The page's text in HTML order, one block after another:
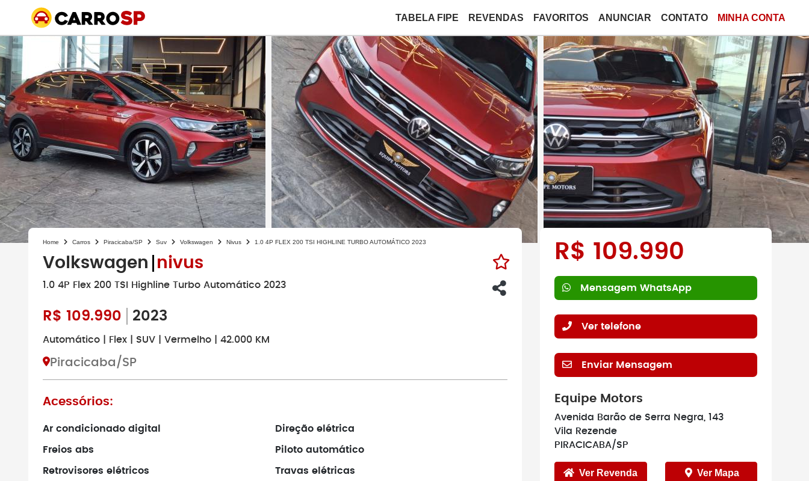
TABELA FIPE REVENDAS FAVORITOS ANUNCIAR CONTATO MINHA CONTA
Home Carros Piracicaba/SP Suv Volkswagen Nivus 1.0 4P FLEX 200 TSI HIGHLINE TURBO AUTOMÁTICO 2023
Volkswagen nivus
1.0 4P Flex 200 TSI Highline Turbo Automático 2023
R$ 109.990 2023
Automático | Flex | SUV | Vermelho | 42.000 KM
Piracicaba/SP
Acessórios:
Ar condicionado digital Direção elétrica
Freios abs Piloto automático
Retrovisores elétricos Travas elétricas
R$ 109.990
Mensagem WhatsApp
Ver telefone
Enviar Mensagem
Equipe Motors
Avenida Barão de Serra Negra, 143
Vila Rezende
PIRACICABA/SP
Ver Revenda Ver Mapa